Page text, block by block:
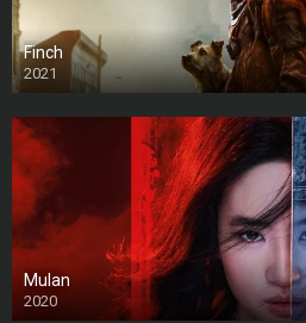
Finch
2021
Mulan
2020